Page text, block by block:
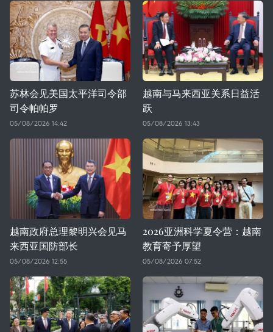
苏林会见美国太平洋司令部
司令帕帕罗
05/08/2026 14:42
越南与马来西亚关系日益活
跃
05/08/2026 13:43
越南政府总理黎明兴会见马
来西亚国防部长
05/08/2026 12:55
2026亚洲科学夏令营：越南
教育寄予厚望
05/08/2026 07:52